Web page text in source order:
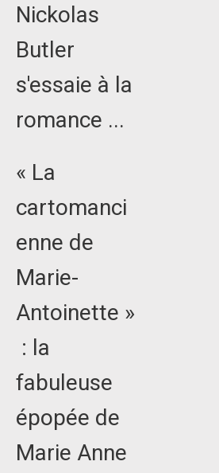
Nickolas
Butler
s'essaie à la
romance ...
« La
cartomanci
enne de
Marie-
Antoinette »
: la
fabuleuse
épopée de
Marie Anne